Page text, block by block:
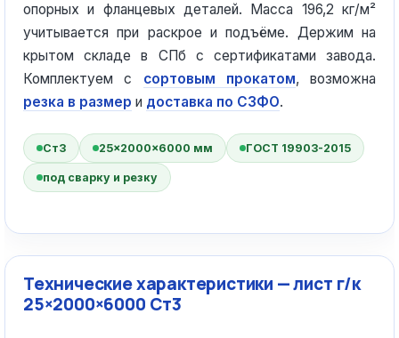
опорных и фланцевых деталей. Масса 196,2 кг/м²
учитывается при раскрое и подъёме. Держим на
крытом складе в СПб с сертификатами завода.
Комплектуем с сортовым прокатом, возможна
резка в размер и доставка по СЗФО.
Ст3 25×2000×6000 мм ГОСТ 19903-2015
под сварку и резку
Технические характеристики — лист г/к
25×2000×6000 Ст3